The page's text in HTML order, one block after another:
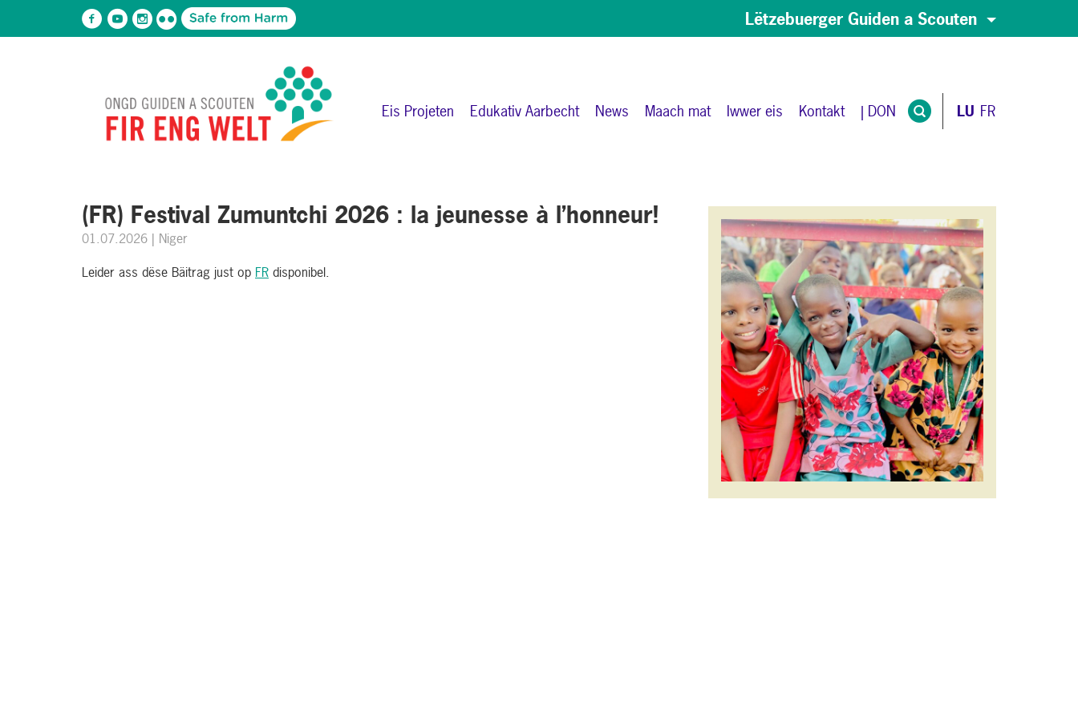
Lëtzebuerger Guiden a Scouten
Eis Projeten Edukativ Aarbecht News Maach mat Iwwer eis Kontakt | DON LU FR
(FR) Festival Zumuntchi 2026 : la jeunesse à l’honneur!
01.07.2026 | Niger
Leider ass dëse Bäitrag just op FR disponibel.